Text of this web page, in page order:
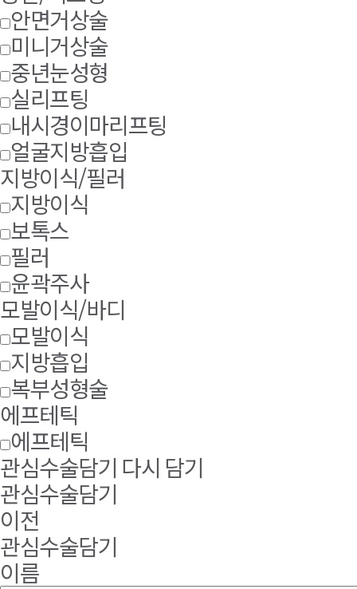
안면거상술
미니거상술
중년눈성형
실리프팅
내시경이마리프팅
얼굴지방흡입
지방이식/필러
지방이식
보톡스
필러
윤곽주사
모발이식/바디
모발이식
지방흡입
복부성형술
에프테틱
에프테틱
관심수술담기 다시 담기
관심수술담기
이전
관심수술담기
이름